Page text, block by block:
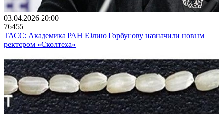
03.04.2026 20:00
76455
ТАСС: Академика РАН Юлию Горбунову назначили новым
ректором «Сколтеха»